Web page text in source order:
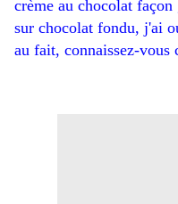
crème au chocolat
sur chocolat fondu, j'ai
au fait, connaissez-vous